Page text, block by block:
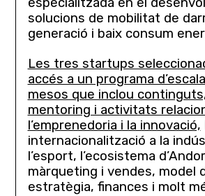
solucions de mobilitat de
generació i baix consum
Les tres startups
accés a un programa
mesos que inclou
mentoring i activitats
l’emprenedoria i la innovació,
internacionalització a la
l’esport, l’ecosistema
màrqueting i vendes, model
estratègia, finances i molt